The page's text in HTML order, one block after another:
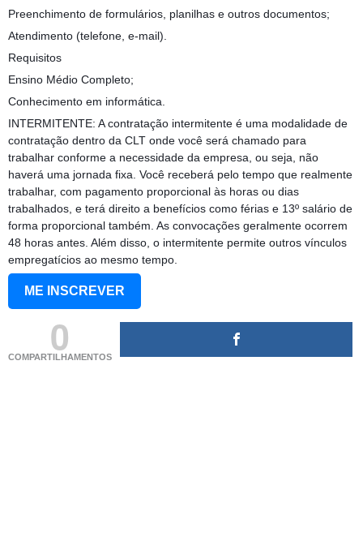
Preenchimento de formulários, planilhas e outros documentos;
Atendimento (telefone, e-mail).
Requisitos
Ensino Médio Completo;
Conhecimento em informática.
INTERMITENTE: A contratação intermitente é uma modalidade de
contratação dentro da CLT onde você será chamado para
trabalhar conforme a necessidade da empresa, ou seja, não
haverá uma jornada fixa. Você receberá pelo tempo que realmente
trabalhar, com pagamento proporcional às horas ou dias
trabalhados, e terá direito a benefícios como férias e 13º salário de
forma proporcional também. As convocações geralmente ocorrem
48 horas antes. Além disso, o intermitente permite outros vínculos
empregatícios ao mesmo tempo.
ME INSCREVER
0
COMPARTILHAMENTOS